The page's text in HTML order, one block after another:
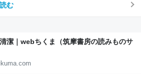
む
潔｜webちくま（筑摩書房の読みものサ